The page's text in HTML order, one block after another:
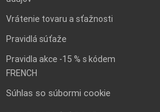
Vrátenie tovaru a sťažnosti
Pravidlá súťaže
Pravidla akce -15 % s kódem
FRENCH
Súhlas so súbormi cookie